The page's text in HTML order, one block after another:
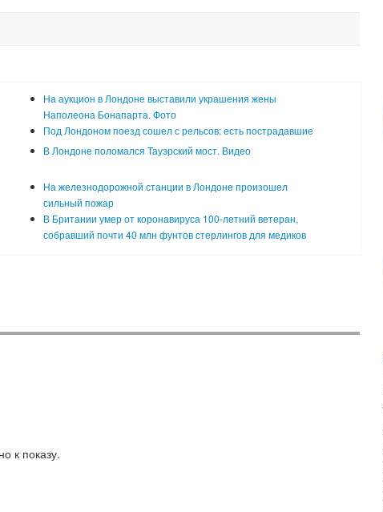
На аукцион в Лондоне выставили украшения жены
Наполеона Бонапарта. Фото
Под Лондоном поезд сошел с рельсов: есть пострадавшие
В Лондоне поломался Тауэрский мост. Видео
На железнодорожной станции в Лондоне произошел
сильный пожар
В Британии умер от коронавируса 100-летний ветеран,
собравший почти 40 млн фунтов стерлингов для медиков
к показу.